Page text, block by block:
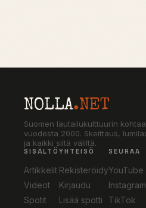
NOLLA.NET
Suomen lautailukulttuurin
vuodesta 2000. Skeittaus,
ja kaikki siltä väliltä.
SISÄLTÖ
Artikkelit
Videot
Spotit
YHTEISÖ
Rekisteröidy
Kirjaudu
Lisää spotti
SEURAA
YouTube
Instagram
TikTok